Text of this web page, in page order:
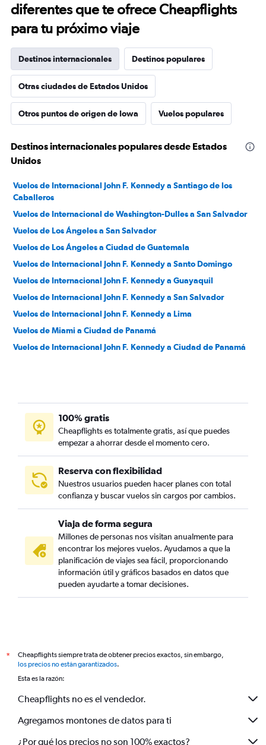
diferentes que te ofrece Cheapflights
para tu próximo viaje
Destinos internacionales Destinos populares
Otras ciudades de Estados Unidos
Otros puntos de origen de Iowa Vuelos populares
Destinos internacionales populares desde Estados
Unidos
Vuelos de Internacional John F. Kennedy a Santiago de los
Caballeros
Vuelos de Internacional de Washington-Dulles a San Salvador
Vuelos de Los Ángeles a San Salvador
Vuelos de Los Ángeles a Ciudad de Guatemala
Vuelos de Internacional John F. Kennedy a Santo Domingo
Vuelos de Internacional John F. Kennedy a Guayaquil
Vuelos de Internacional John F. Kennedy a San Salvador
Vuelos de Internacional John F. Kennedy a Lima
Vuelos de Miami a Ciudad de Panamá
Vuelos de Internacional John F. Kennedy a Ciudad de Panamá
Vuelos de Miami a Madrid
Vuelos de Miami a Bogotá
Vuelos de Internacional John F. Kennedy a Bogotá
Vuelos de Miami a San Salvador
100% gratis
Cheapflights es totalmente gratis, así que puedes
empezar a ahorrar desde el momento cero.
Reserva con flexibilidad
Nuestros usuarios pueden hacer planes con total
confianza y buscar vuelos sin cargos por cambios.
Viaja de forma segura
Millones de personas nos visitan anualmente para
encontrar los mejores vuelos. Ayudamos a que la
planificación de viajes sea fácil, proporcionando
información útil y gráficos basados en datos que
pueden ayudarte a tomar decisiones.
*
Cheapflights siempre trata de obtener precios exactos, sin embargo,
los precios no están garantizados.
Esta es la razón:
Cheapflights no es el vendedor.
Agregamos montones de datos para ti
¿Por qué los precios no son 100% exactos?